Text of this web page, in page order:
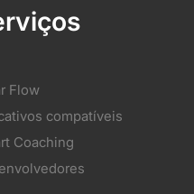
Flow
compatíveis
Coaching